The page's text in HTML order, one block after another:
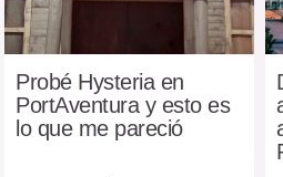
Probé Hysteria en
PortAventura y esto es
lo que me pareció